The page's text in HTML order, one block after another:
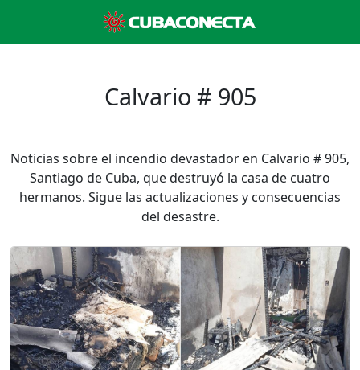
Calvario # 905
Noticias sobre el incendio devastador en Calvario # 905,
Santiago de Cuba, que destruyó la casa de cuatro
hermanos. Sigue las actualizaciones y consecuencias
del desastre.